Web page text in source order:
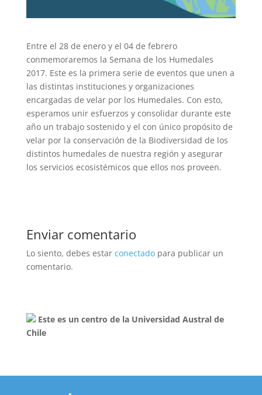
Entre el 28 de enero y el 04 de febrero
conmemoraremos la Semana de los Humedales
2017. Este es la primera serie de eventos que unen a
las distintas instituciones y organizaciones
encargadas de velar por los Humedales. Con esto,
esperamos unir esfuerzos y consolidar durante este
año un trabajo sostenido y el con único propósito de
velar por la conservación de la Biodiversidad de los
distintos humedales de nuestra región y asegurar
los servicios ecosistémicos que ellos nos proveen.
Enviar comentario
Lo siento, debes estar conectadopara publicar un
comentario.
Este es un centro de la Universidad Austral de
Chile